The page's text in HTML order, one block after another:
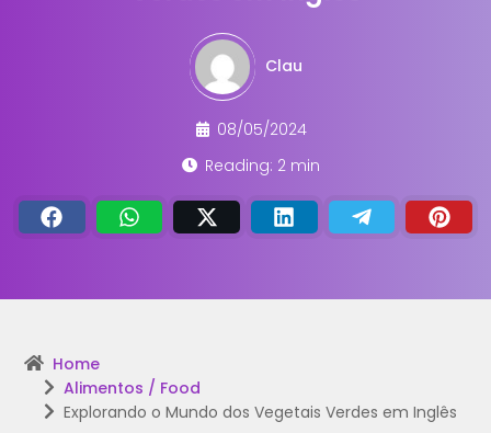
Clau
08/05/2024
Reading: 2 min
Home
Alimentos / Food
Explorando o Mundo dos Vegetais Verdes em Inglês